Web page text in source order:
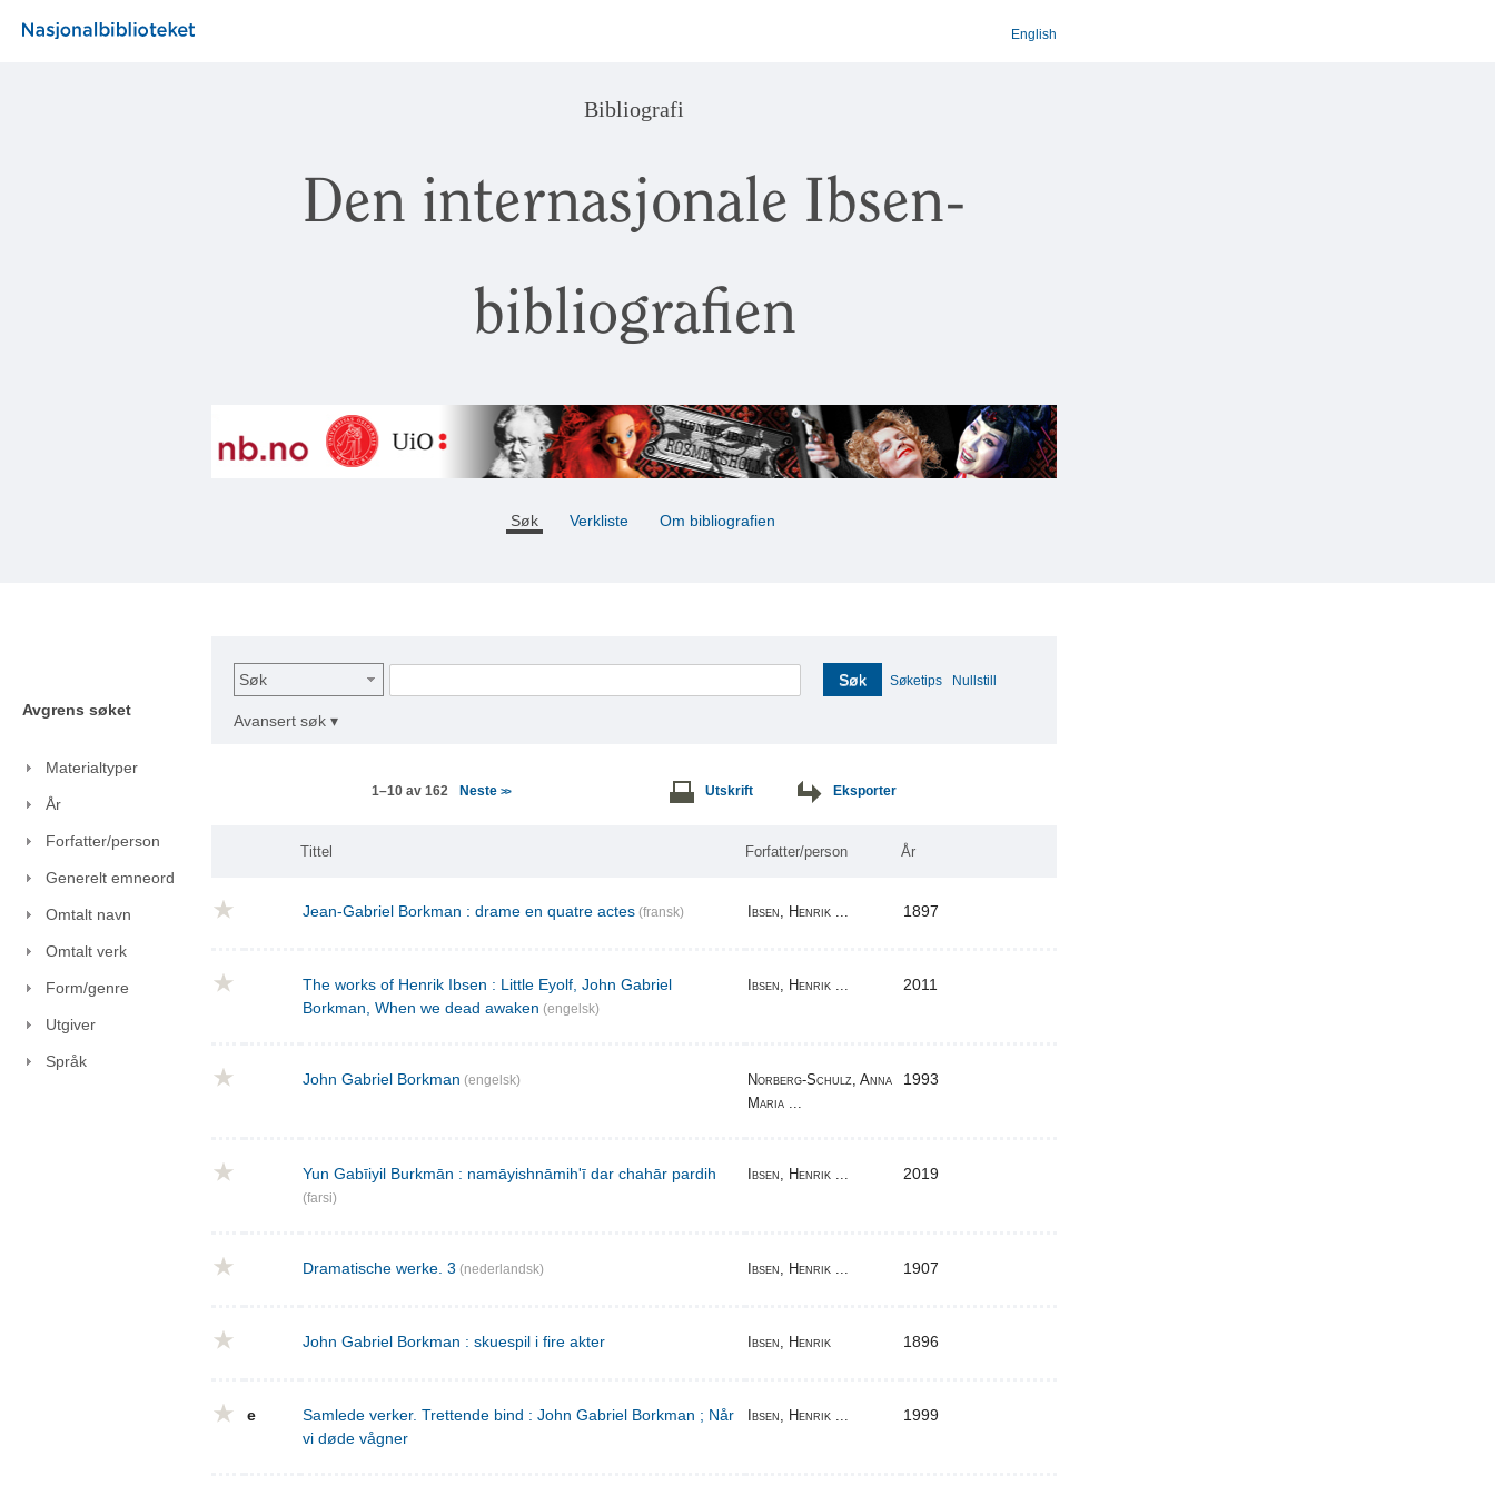
English
Bibliografi
Den internasjonale Ibsen-
bibliografien
Søk Verkliste Om bibliografien
Avgrens søket
Materialtyper
År
Forfatter/person
Generelt emneord
Omtalt navn
Omtalt verk
Form/genre
Utgiver
Språk
Søk Søk Søketips Nullstill
Avansert søk ▾
1–10 av 162 Neste >> Utskrift Eksporter
Tittel Forfatter/person År
Jean-Gabriel Borkman : drame en quatre actes (fransk) Ibsen, Henrik ... 1897
The works of Henrik Ibsen : Little Eyolf, John Gabriel
Borkman, When we dead awaken (engelsk)
Ibsen, Henrik ... 2011
John Gabriel Borkman (engelsk)
Norberg-Schulz, Anna
Maria ...
1993
Yun Gabīiyil Burkmān : namāyishnāmihʹī dar chahār pardih
(farsi)
Ibsen, Henrik ... 2019
Dramatische werke. 3 (nederlandsk) Ibsen, Henrik ... 1907
John Gabriel Borkman : skuespil i fire akter Ibsen, Henrik 1896
e
Samlede verker. Trettende bind : John Gabriel Borkman ; Når
vi døde vågner
Ibsen, Henrik ... 1999